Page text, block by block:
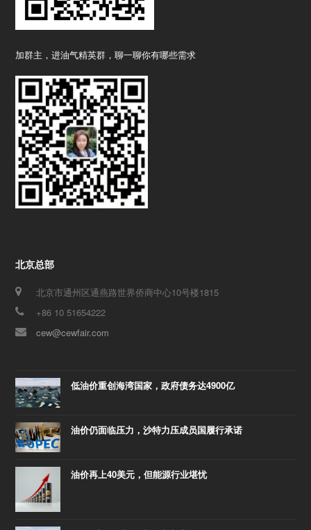
加群主，进油气精英群，聊一聊你有哪些需求
北京总部
北京市通州区通燕路世界侨商中心10号楼1815
+86 10 51654222
cew@cewfair.com
低油价重创海湾国家，政府债务达4900亿
油价仍面临压力，沙特力压成员国履行承诺
油价再上40美元，但能源行业堪忧